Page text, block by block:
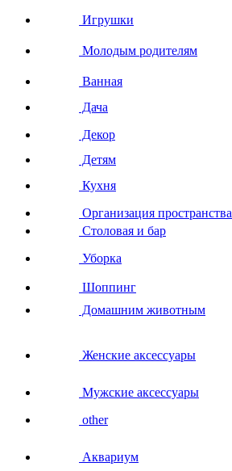
Игрушки
Молодым родителям
Ванная
Дача
Декор
Детям
Кухня
Организация пространства
Столовая и бар
Уборка
Шоппинг
Домашним животным
Женские аксессуары
Мужские аксессуары
other
Аквариум